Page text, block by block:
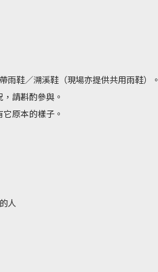
雨鞋／溯溪鞋（現場亦提供共用雨鞋）。
請斟酌參與。
原本的樣子。
人